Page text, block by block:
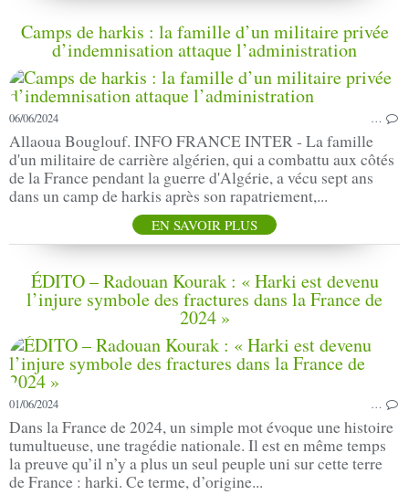
Camps de harkis : la famille d’un militaire privée
d’indemnisation attaque l’administration
06/06/2024 …
Allaoua Bouglouf. INFO FRANCE INTER - La famille
d'un militaire de carrière algérien, qui a combattu aux côtés
de la France pendant la guerre d'Algérie, a vécu sept ans
dans un camp de harkis après son rapatriement,...
EN SAVOIR PLUS
ÉDITO – Radouan Kourak : « Harki est devenu
l’injure symbole des fractures dans la France de
2024 »
01/06/2024 …
Dans la France de 2024, un simple mot évoque une histoire
tumultueuse, une tragédie nationale. Il est en même temps
la preuve qu’il n’y a plus un seul peuple uni sur cette terre
de France : harki. Ce terme, d’origine...